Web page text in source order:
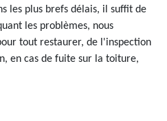
les plus brefs délais, il suffit de
les problèmes, nous
tout restaurer, de l'inspection
en cas de fuite sur la toiture,